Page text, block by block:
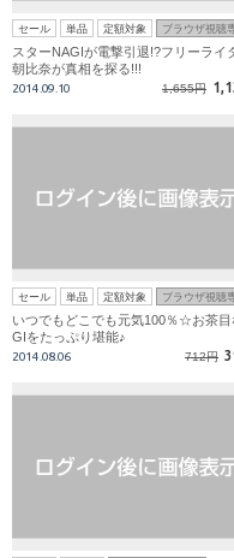
セール 単品 定額対象 ブラウザ視聴
スターNAGIが電撃引退!?フリーライ
朝比奈が真相を探る!!!
2014.09.10 1,655円
セール 単品 定額対象 ブラウザ視聴
いつでもどこでも元気100％☆お茶目
GIをたっぷり堪能♪
2014.08.06 712円